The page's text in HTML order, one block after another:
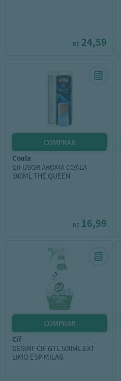
R$ 24,59
coala
DIFUSOR AROMA COALA
100ML THE QUEEN
R$ 16,99
cif
DESINF CIF GTL 500ML EXT
LIMO ESP MILAG